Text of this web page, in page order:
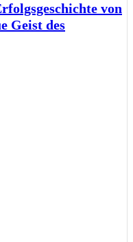
von
Geist des